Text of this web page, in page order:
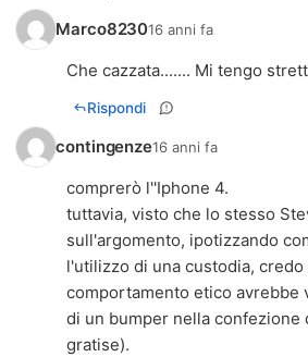
Marco823016 anni fa
Che cazzata....... Mi tengo
Rispondi
contingenze16 anni fa
comprerò l''Iphone 4.
tuttavia, visto che lo stesso
sull'argomento, ipotizzando
l'utilizzo di una custodia, credo
comportamento etico avrebbe
di un bumper nella confezione
gratise).